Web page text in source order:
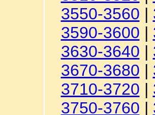
3550-3560 |
3590-3600 |
3630-3640 |
3670-3680 |
3710-3720 |
3750-3760 |